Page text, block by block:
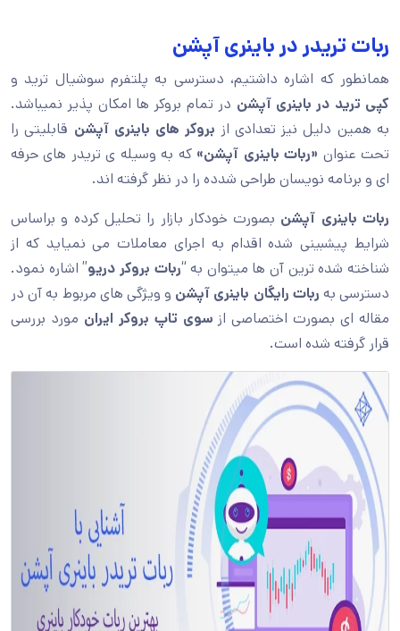
ربات تریدر در باینری آپشن
همانطور که اشاره داشتیم، دسترسی به پلتفرم سوشیال ترید و
کپی ترید در باینری آپشن در تمام بروکر ها امکان پذیر نمیباشد.
به همین دلیل نیز تعدادی از بروکر های باینری آپشن قابلیتی را
تحت عنوان «ربات باینری آپشن» که به وسیله ی تریدر های حرفه
ای و برنامه نویسان طراحی شدده را در نظر گرفته اند.
ربات باینری آپشن بصورت خودکار بازار را تحلیل کرده و براساس
شرایط پیشبینی شده اقدام به اجرای معاملات می نمیاید که از
شناخته شده ترین آن ها میتوان به “ربات بروکر دریو” اشاره نمود.
دسترسی به ربات رایگان باینری آپشن و ویژگی های مربوط به آن در
مقاله ای بصورت اختصاصی از سوی تاپ بروکر ایران مورد بررسی
قرار گرفته شده است.